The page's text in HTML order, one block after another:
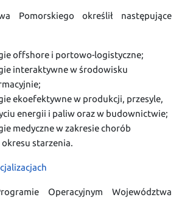
Pomorskiego określił następujące
offshore i portowo-logistyczne;
interaktywne w środowisku
ekoefektywne w produkcji, przesyle,
energii i paliw oraz w budownictwie;
medyczne w zakresie chorób
starzenia.
Operacyjnym Województwa